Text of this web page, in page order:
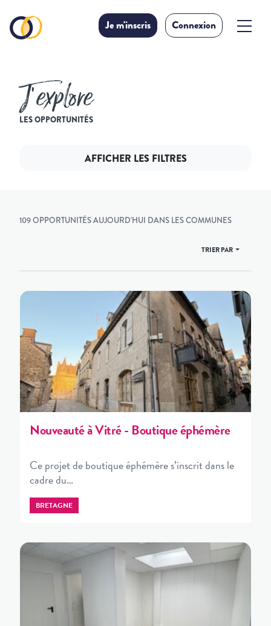
Je m'inscris Connexion
J’explore
LES OPPORTUNITÉS
AFFICHER LES FILTRES
109 OPPORTUNITÉS AUJOURD'HUI DANS LES COMMUNES
TRIER PAR
Nouveauté à Vitré - Boutique éphémère
Ce projet de boutique éphémère s’inscrit dans le
cadre du…
BRETAGNE